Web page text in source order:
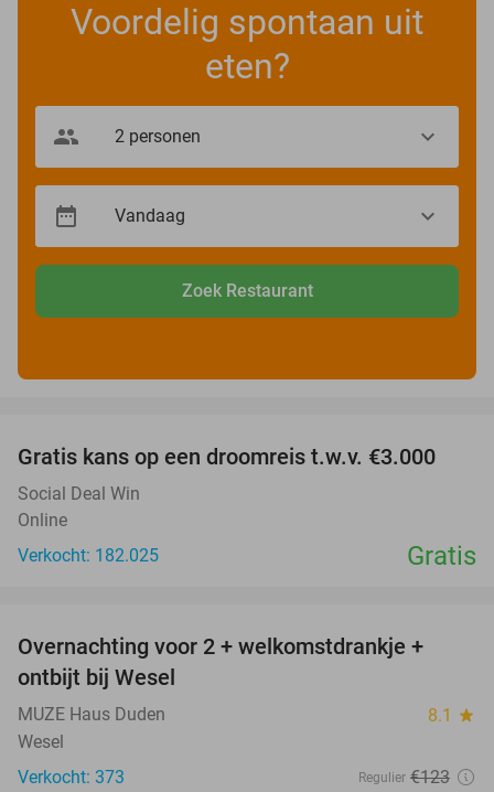
Voordelig spontaan uit
eten?
Zoek Restaurant
Gratis kans op een droomreis t.w.v. €3.000
Social Deal Win
Online
Verkocht: 182.025
Gratis
Overnachting voor 2 + welkomstdrankje +
ontbijt bij Wesel
MUZE Haus Duden 8.1 star
Wesel
Verkocht: 373
Regulier €123